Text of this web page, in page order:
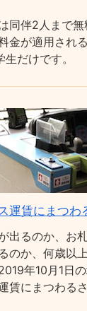
同伴2人まで
金が適用され
だけです。
運賃にまつわ
出るのか、お
のか、何歳以
年10月1日
賃にまつわる